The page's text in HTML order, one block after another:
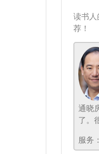
读书人
荐！
通晓
了。
服务：